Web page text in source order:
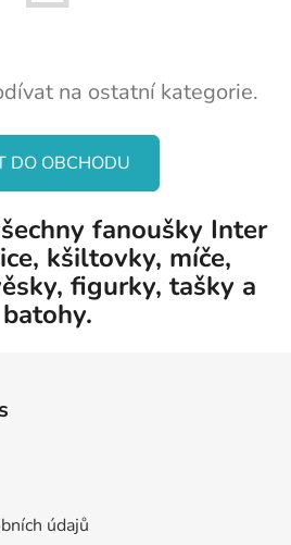
na ostatní kategorie.
DO OBCHODU
fanoušky Inter
kšiltovky, míče,
figurky, tašky a
batohy.
údajů